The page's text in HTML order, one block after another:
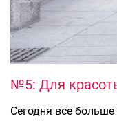
№5: Для
Сегодня все